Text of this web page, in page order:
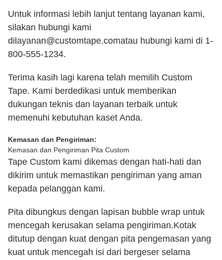
Untuk informasi lebih lanjut tentang layanan kami,
silakan hubungi kami
di layanan@customtape.comatau hubungi kami di 1-
800-555-1234.
Terima kasih lagi karena telah memilih Custom
Tape. Kami berdedikasi untuk memberikan
dukungan teknis dan layanan terbaik untuk
memenuhi kebutuhan kaset Anda.
Kemasan dan Pengiriman:
Kemasan dan Pengiriman Pita Custom
Tape Custom kami dikemas dengan hati-hati dan
dikirim untuk memastikan pengiriman yang aman
kepada pelanggan kami.
Pita dibungkus dengan lapisan bubble wrap untuk
mencegah kerusakan selama pengiriman.Kotak
ditutup dengan kuat dengan pita pengemasan yang
kuat untuk mencegah isi dari bergeser selama